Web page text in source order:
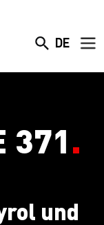
DE
371.
und